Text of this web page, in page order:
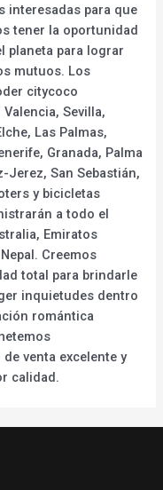
interesadas para que
tener la oportunidad
planeta para lograr
mutuos. Los
citycoco
Sevilla,
Las Palmas,
Granada, Palma
Jerez, San Sebastián,
y bicicletas
a todo el
Emiratos
Creemos
total para brindarle
inquietudes dentro
romántica
venta excelente y
calidad.